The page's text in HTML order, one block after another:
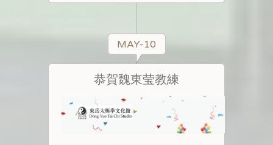
MAY-10
恭賀魏東莹教練